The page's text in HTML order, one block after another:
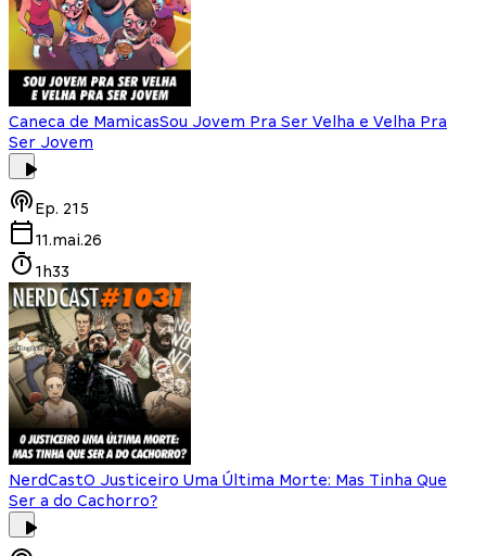
Caneca de MamicasSou Jovem Pra Ser Velha e Velha Pra
Ser Jovem
Ep. 215
11.mai.26
1h33
NerdCastO Justiceiro Uma Última Morte: Mas Tinha Que
Ser a do Cachorro?